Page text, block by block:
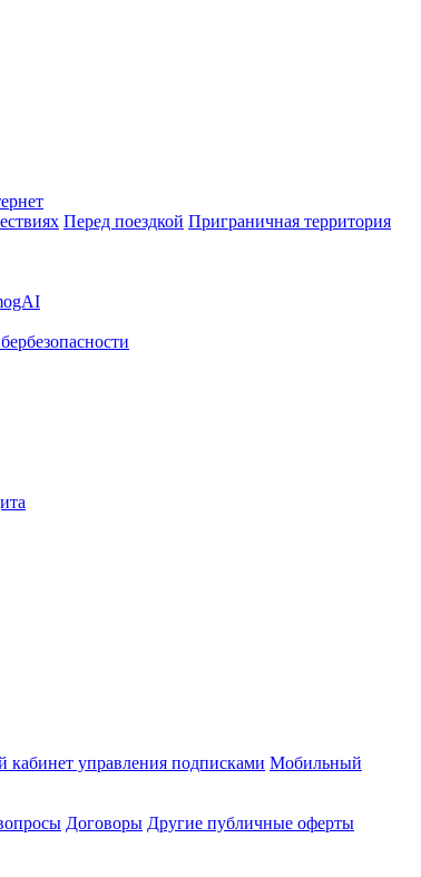
Перед поездкой Приграничная территория
кабинет управления подписками Мобильный
Договоры Другие публичные оферты